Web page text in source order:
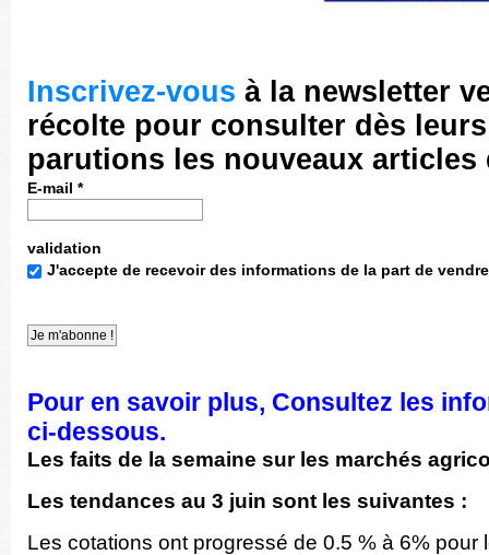
Inscrivez-vous à la newsletter
récolte pour consulter dès leurs
parutions les nouveaux articles
E-mail *
validation
J'accepte de recevoir des informations de la part de
Pour en savoir plus, Consultez les
ci-dessous.
Les faits de la semaine sur les marchés
Les tendances au 3 juin sont les suivantes :
Les cotations ont progressé de 0.5 % à 6% pour